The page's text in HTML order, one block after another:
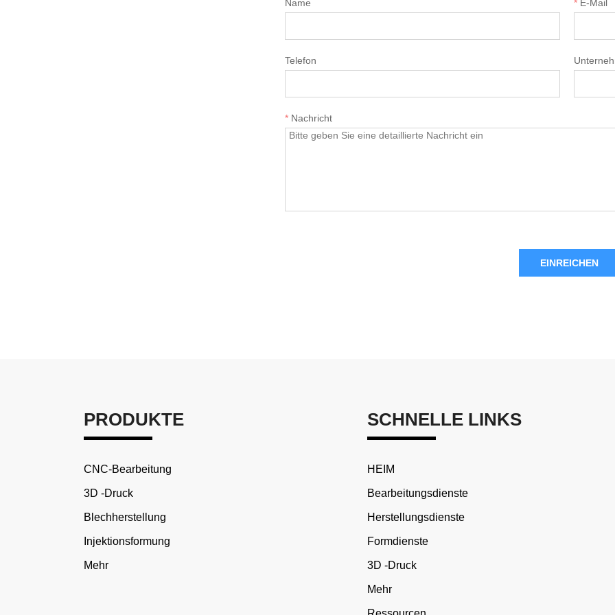
Name * E-Mail
Telefon
* Nachricht
EINREICHEN
PRODUKTE
CNC-Bearbeitung
3D -Druck
Blechherstellung
Injektionsformung
Mehr
SCHNELLE LINKS
HEIM
Bearbeitungsdienste
Herstellungsdienste
Formdienste
3D -Druck
Mehr